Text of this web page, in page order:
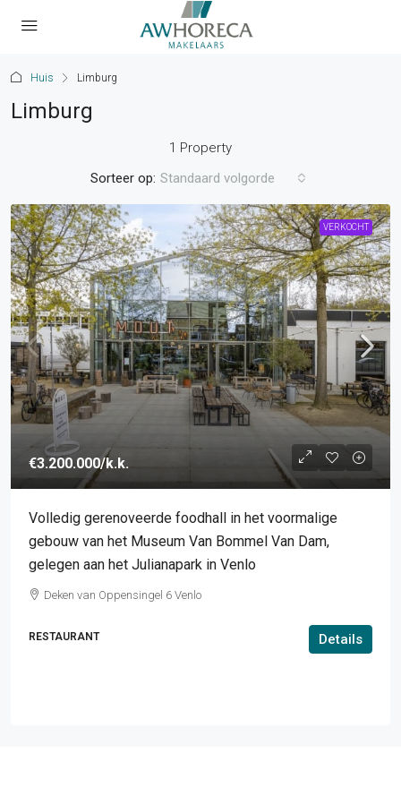
Huis Limburg
Limburg
1 Property
Sorteer op: Standaard volgorde
VERKOCHT
€3.200.000/k.k.
Volledig gerenoveerde foodhall in het voormalige
gebouw van het Museum Van Bommel Van Dam,
gelegen aan het Julianapark in Venlo
Deken van Oppensingel 6 Venlo
RESTAURANT Details